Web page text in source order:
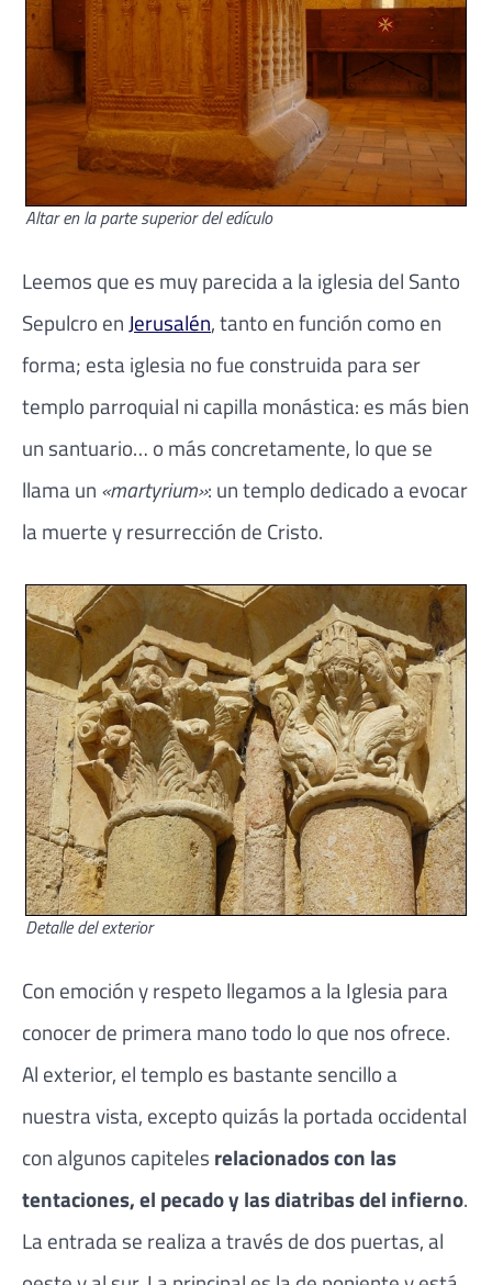
Altar en la parte superior del edículo
Leemos que es muy parecida a la iglesia del Santo
Sepulcro enJerusalén, tanto en función como en
forma; esta iglesia no fue construida para ser
templo parroquial ni capilla monástica: es más bien
un santuario… o más concretamente, lo que se
llama un «martyrium»: un templo dedicado a evocar
la muerte y resurrección de Cristo.
Detalle del exterior
Con emoción y respeto llegamos a la Iglesia para
conocer de primera mano todo lo que nos ofrece.
Al exterior, el templo es bastante sencillo a
nuestra vista, excepto quizás la portada occidental
con algunos capiteles relacionados con las
tentaciones, el pecado y las diatribas del infierno.
La entrada se realiza a través de dos puertas, al